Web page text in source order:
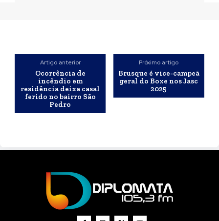
Artigo anterior
Ocorrência de
incêndio em
residência deixa casal
ferido no bairro São
Pedro
Próximo artigo
Brusque é vice-campeã
geral do Boxe nos Jasc
2025